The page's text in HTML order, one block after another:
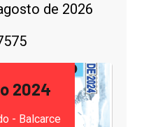
de 2026
2024
- Balcarce